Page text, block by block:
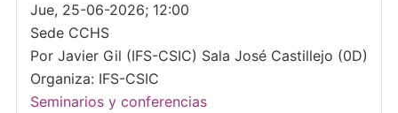
Jue, 25-06-2026; 12:00
Sede CCHS
Por Javier Gil (IFS-CSIC) Sala José Castillejo (0D)
Organiza: IFS-CSIC
Seminarios y conferencias